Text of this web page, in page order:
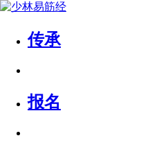
传承
报名